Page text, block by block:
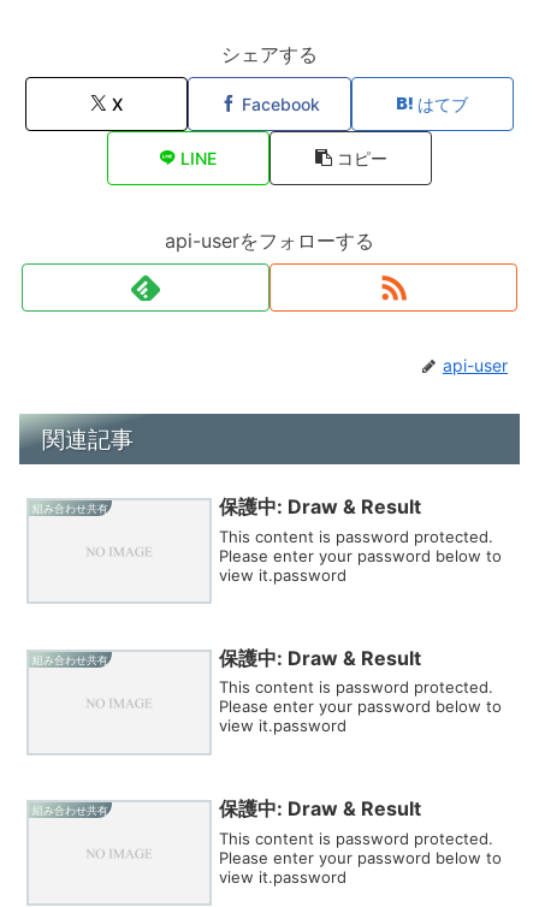
シェアする
X Facebook はてブ
LINE コピー
api-userをフォローする
api-user
関連記事
組み合わせ共有 保護中: Draw & Result
This content is password protected.
Please enter your password below to
view it.password
組み合わせ共有 保護中: Draw & Result
This content is password protected.
Please enter your password below to
view it.password
組み合わせ共有 保護中: Draw & Result
This content is password protected.
Please enter your password below to
view it.password